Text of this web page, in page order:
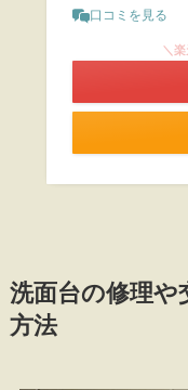
口コミを見る
＼
洗面台の修理や
方法